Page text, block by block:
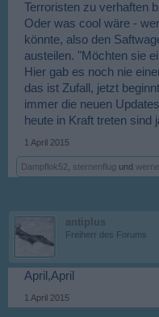
Terroristen zu verhaften
Oder was cool wäre -
könnte, also den
austeilen. "Möchten sie
Hier gab es noch nie
das ist Zufall, jetzt
immer die neuen
heute in Kraft treten sind
1 April 2015
Dampflok52 sternenflug und
antiplus
Freiherr des Forums
April,April
1 April 2015